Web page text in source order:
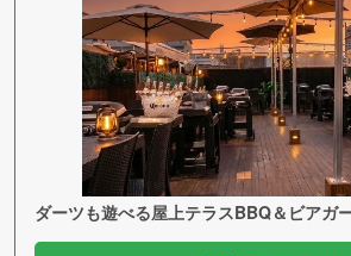
ダーツも遊べる屋上テラスBBQ＆ビアガ